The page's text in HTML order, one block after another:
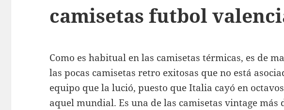
camisetas futbol
Como es habitual en las camisetas térmicas, es de
las pocas camisetas retro exitosas que no está
equipo que la lució, puesto que Italia cayó en
aquel mundial. Es una de las camisetas vintage más